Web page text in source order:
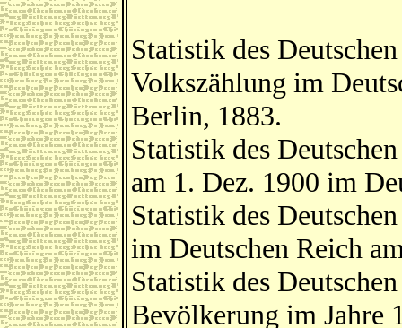
Statistik des
Volkszählung im
Berlin, 1883.
Statistik des
am 1. Dez. 1900 im
Statistik des
im Deutschen Reich
Statistik des
Bevölkerung im Jahre